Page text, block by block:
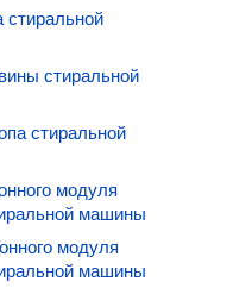
стиральной
стиральной
стиральной
модуля
машины
модуля
машины